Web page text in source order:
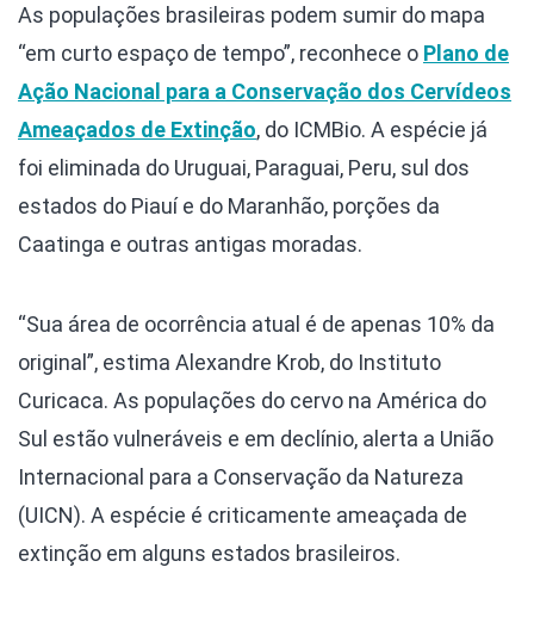
As populações brasileiras podem sumir do mapa
“em curto espaço de tempo”, reconhece o Plano de
Ação Nacional para a Conservação dos Cervídeos
Ameaçados de Extinção, do ICMBio. A espécie já
foi eliminada do Uruguai, Paraguai, Peru, sul dos
estados do Piauí e do Maranhão, porções da
Caatinga e outras antigas moradas.
“Sua área de ocorrência atual é de apenas 10% da
original”, estima Alexandre Krob, do Instituto
Curicaca. As populações do cervo na América do
Sul estão vulneráveis e em declínio, alerta a União
Internacional para a Conservação da Natureza
(UICN). A espécie é criticamente ameaçada de
extinção em alguns estados brasileiros.